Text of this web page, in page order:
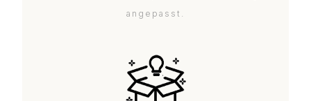
angepasst.